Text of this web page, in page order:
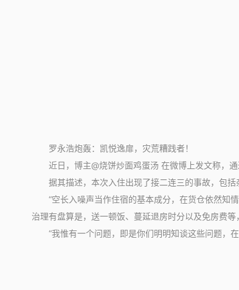
罗永浩炮轰：凯悦逸扉，灾荒糟践者！
近日，博主@烧饼炒面鸡蛋汤 在微博上发文称，通
据其描述，本次入住出现了接二连三的事故，包括
“空长入噪声当作住宿的基本成分，在货仓依然知情
治理有盘算是，送一顿饭、蔓延退房时分以及免房费等
“我惟有一个问题，即是你们明明知谈这些问题，在